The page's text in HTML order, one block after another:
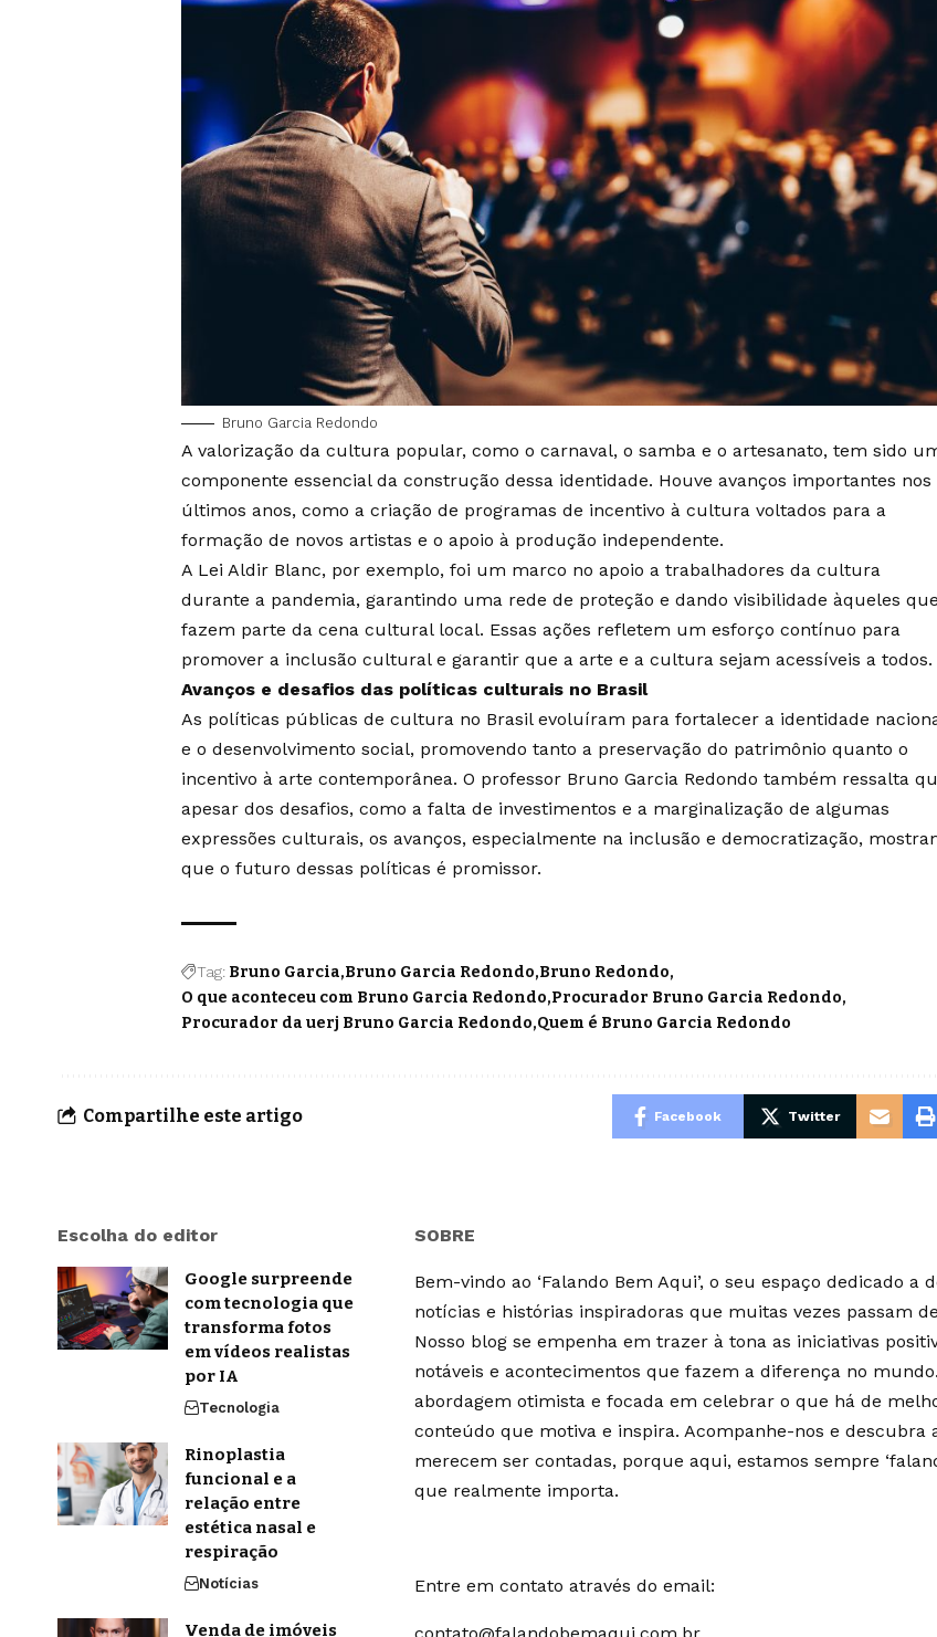
Bruno Garcia Redondo
A valorização da cultura popular, como o carnaval, o samba e o artesanato, tem sido
componente essencial da construção dessa identidade. Houve avanços importantes nos
últimos anos, como a criação de programas de incentivo à cultura voltados para a
formação de novos artistas e o apoio à produção independente.
A Lei Aldir Blanc, por exemplo, foi um marco no apoio a trabalhadores da cultura
durante a pandemia, garantindo uma rede de proteção e dando visibilidade àqueles que
fazem parte da cena cultural local. Essas ações refletem um esforço contínuo para
promover a inclusão cultural e garantir que a arte e a cultura sejam acessíveis a todos.
Avanços e desafios das políticas culturais no Brasil
As políticas públicas de cultura no Brasil evoluíram para fortalecer a identidade
e o desenvolvimento social, promovendo tanto a preservação do patrimônio quanto o
incentivo à arte contemporânea. O professor Bruno Garcia Redondo também ressalta
apesar dos desafios, como a falta de investimentos e a marginalização de algumas
expressões culturais, os avanços, especialmente na inclusão e democratização,
que o futuro dessas políticas é promissor.
Tag: Bruno Garcia Bruno Garcia Redondo Bruno Redondo
O que aconteceu com Bruno Garcia Redondo Procurador Bruno Garcia Redondo
Procurador da uerj Bruno Garcia Redondo Quem é Bruno Garcia Redondo
Compartilhe este artigo Facebook Twitter
Escolha do editor
Google surpreende
com tecnologia que
transforma fotos
em vídeos realistas
por IA
Tecnologia
Rinoplastia
funcional e a
relação entre
estética nasal e
respiração
Notícias
Venda de imóveis
SOBRE
Bem-vindo ao ‘Falando Bem Aqui’, o seu espaço dedicado a
notícias e histórias inspiradoras que muitas vezes passam
Nosso blog se empenha em trazer à tona as iniciativas
notáveis e acontecimentos que fazem a diferença no
abordagem otimista e focada em celebrar o que há de
conteúdo que motiva e inspira. Acompanhe-nos e descubra
merecem ser contadas, porque aqui, estamos sempre
que realmente importa.
Entre em contato através do email: